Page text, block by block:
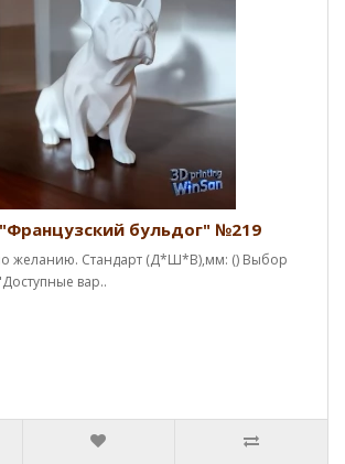
бульдог" №219
желанию. Стандарт (Д*Ш*В),мм: () Выбор
вар..